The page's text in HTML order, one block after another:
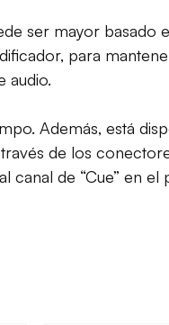
ser mayor basado
para
audio.
Además, está
de los
canal de “Cue” en el